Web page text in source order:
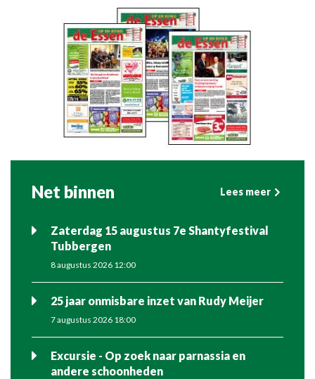
Net binnen Lees meer
Zaterdag 15 augustus 7e Shantyfestival
Tubbergen
8 augustus 2026 12:00
25 jaar onmisbare inzet van Rudy Meijer
7 augustus 2026 18:00
Excursie - Op zoek naar parnassia en
andere schoonheden